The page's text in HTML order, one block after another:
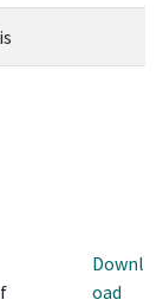
Downl
oad